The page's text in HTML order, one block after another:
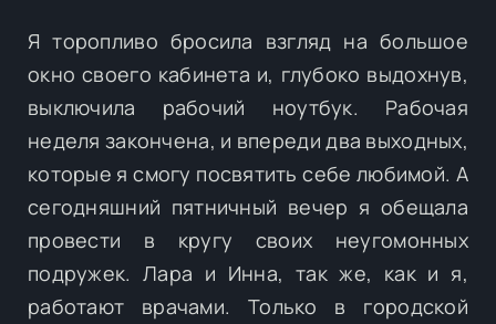
Я торопливо бросила взгляд на большое
окно своего кабинета и, глубоко выдохнув,
выключила рабочий ноутбук. Рабочая
неделя закончена, и впереди два выходных,
которые я смогу посвятить себе любимой. А
сегодняшний пятничный вечер я обещала
провести в кругу своих неугомонных
подружек. Лара и Инна, так же, как и я,
работают врачами. Только в городской